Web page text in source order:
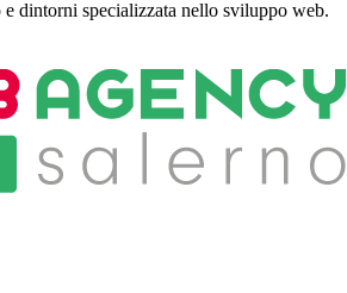
dintorni specializzata nello sviluppo web.